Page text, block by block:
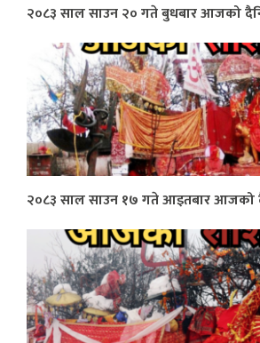
२०८३ साल साउन २० गते बुधबार आजको
२०८३ साल साउन १७ गते आइतबार आजको